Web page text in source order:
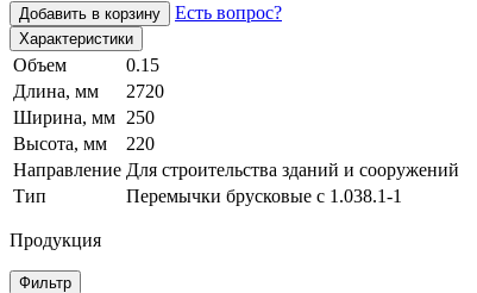
Добавить в корзину Есть вопрос?
Характеристики
Объем
0.15
Длина, мм
2720
Ширина, мм 250
Высота, мм
220
Направление Для строительства зданий и сооружений
Тип
Перемычки брусковые с 1.038.1-1
Продукция
Фильтр